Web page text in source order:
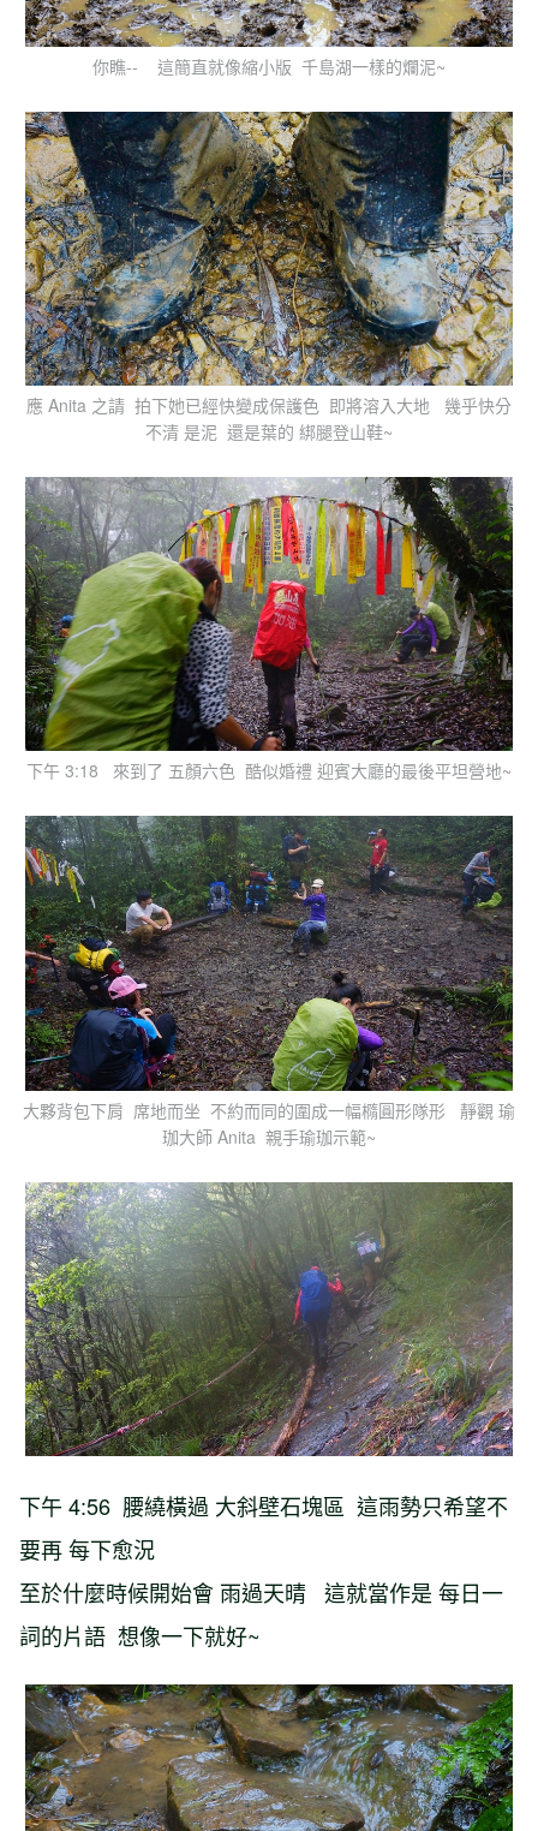
你瞧-- 這簡直就像縮小版 千島湖一樣的爛泥~
應 Anita 之請 拍下她已經快變成保護色 即將溶入大地 幾乎快分
不清 是泥 還是葉的 綁腿登山鞋~
下午 3:18 來到了 五顏六色 酷似婚禮 迎賓大廳的最後平坦營地~
大夥背包下肩 席地而坐 不約而同的圍成一幅橢圓形隊形 靜觀 瑜
珈大師 Anita 親手瑜珈示範~
下午 4:56 腰繞橫過 大斜壁石塊區 這雨勢只希望不
要再 每下愈況
至於什麼時候開始會 雨過天晴 這就當作是 每日一
詞的片語 想像一下就好~